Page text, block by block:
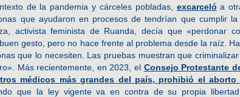
de la pandemia y cárceles pobladas, excarceló a
que ayudaron en procesos de tendrían que cumplir
activista feminista de Ruanda, decía que «perdonar
gesto, pero no hace frente al problema desde la raíz.
que lo necesiten. Las pruebas muestran que
Más recientemente, en 2023, el Consejo Protestante
médicos más grandes del país, prohibió el
que la ley vigente va en contra de su propia